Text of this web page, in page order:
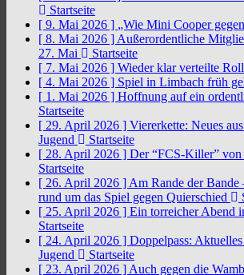
Startseite
[ 9. Mai 2026 ] „Wie Mini Cooper
[ 8. Mai 2026 ] Außerordentliche
27. Mai
Startseite
[ 7. Mai 2026 ] Wieder klar verteilte
[ 4. Mai 2026 ] Spiel in Limbach früh
[ 1. Mai 2026 ] Hoffnung auf ein
Startseite
[ 29. April 2026 ] Viererkette: Neues
Jugend
Startseite
[ 28. April 2026 ] Der “FCS-Killer”
Startseite
[ 26. April 2026 ] Am Rande der Bande
rund um das Spiel gegen Quierschied
[ 25. April 2026 ] Ein torreicher Abend
Startseite
[ 24. April 2026 ] Doppelpass:
Jugend
Startseite
[ 23. April 2026 ] Auch gegen die